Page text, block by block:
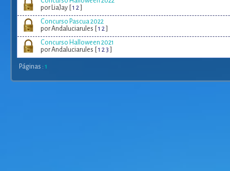
por LiaJay [ 1 2]
Concurso Pascua 2022
por Andaluciarules [ 1 2]
Concurso Halloween 2021
por Andaluciarules [ 1 23
Páginas : 1